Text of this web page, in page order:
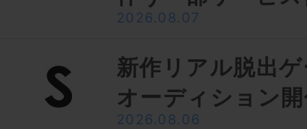
2026.08.07
新作リアル脱出
オーディション
2026.08.06